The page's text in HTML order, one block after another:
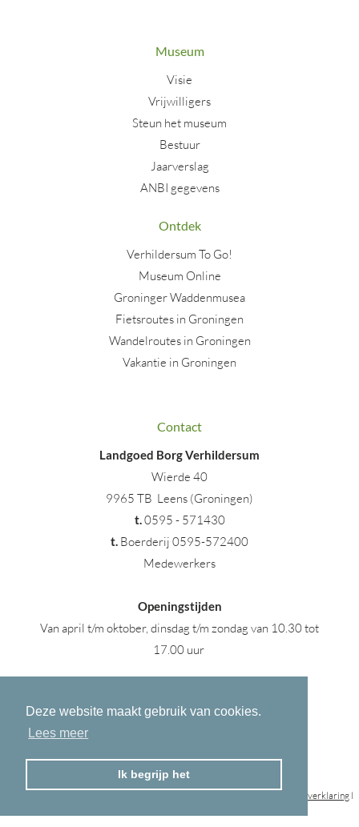
Deze website maakt gebruik van cookies.
Lees meer
Ik begrijp het
Museum
Visie
Vrijwilligers
Steun het museum
Bestuur
Jaarverslag
ANBI gegevens
Ontdek
Verhildersum To Go!
Museum Online
Groninger Waddenmusea
Fietsroutes in Groningen
Wandelroutes in Groningen
Vakantie in Groningen
Contact
Landgoed Borg Verhildersum
Wierde 40
9965 TB Leens (Groningen)
t.0595 - 571430
t. Boerderij 0595-572400
Medewerkers
Openingstijden
Van april t/m oktober, dinsdag t/m zondag van 10.30 tot
17.00 uur
privacyverklaring l